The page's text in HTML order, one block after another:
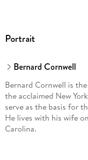
Portrait
Bernard Cornwell
Bernard Cornwell is
the acclaimed New
serve as the basis for
He lives with his wife
Carolina.